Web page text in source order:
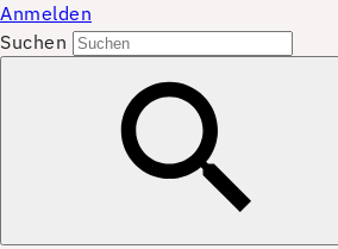
Anmelden
Suchen